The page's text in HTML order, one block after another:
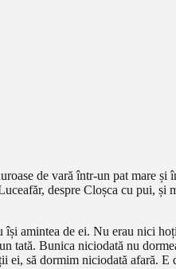
de vară într-un pat mare
despre Cloșca cu pui,
amintea de ei. Nu erau nici
tată. Bunica niciodată nu
să dormim niciodată afară.